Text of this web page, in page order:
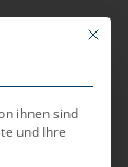
This
ihnen sind
und Ihre